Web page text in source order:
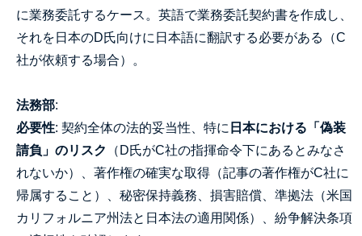
に業務委託するケース。英語で業務委託契約書を作成し、
それを日本のD氏向けに日本語に翻訳する必要がある（C
社が依頼する場合）。
法務部:
必要性: 契約全体の法的妥当性、特に 日本における「偽装
請負」のリスク
（D氏がC社の指揮命令下にあるとみなさ
れないか）、著作権の確実な取得（記事の著作権がC社に
帰属すること）、秘密保持義務、損害賠償、準拠法（米国
カリフォルニア州法と日本法の適用関係）、紛争解決条項